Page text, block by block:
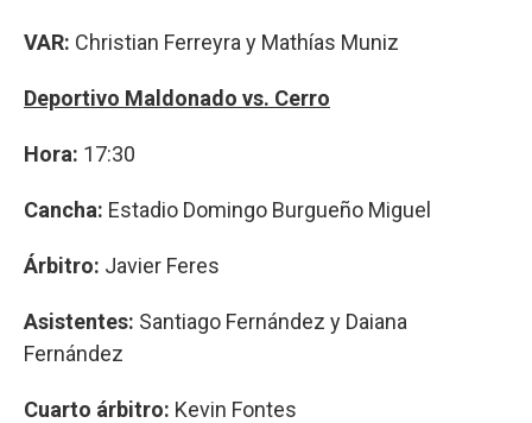
VAR: Christian Ferreyra y Mathías Muniz
Deportivo Maldonado vs. Cerro
Hora: 17:30
Cancha: Estadio Domingo Burgueño Miguel
Árbitro: Javier Feres
Asistentes: Santiago Fernández y Daiana
Fernández
Cuarto árbitro: Kevin Fontes